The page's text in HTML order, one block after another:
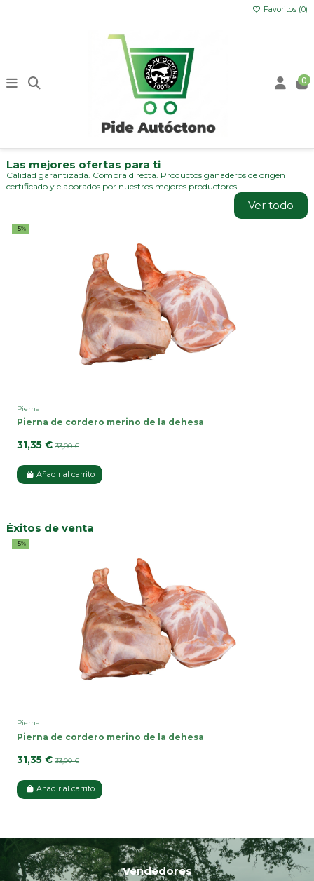
Favoritos (0)
0
Las mejores ofertas para ti
Calidad garantizada. Compra directa. Productos ganaderos de origen
certificado y elaborados por nuestros mejores productores.
Ver todo
-5%
Pierna
Pierna de cordero merino de la dehesa
31,35 € 33,00 €
Añadir al carrito
Éxitos de venta
-5%
Pierna
Pierna de cordero merino de la dehesa
31,35 € 33,00 €
Añadir al carrito
Vendedores